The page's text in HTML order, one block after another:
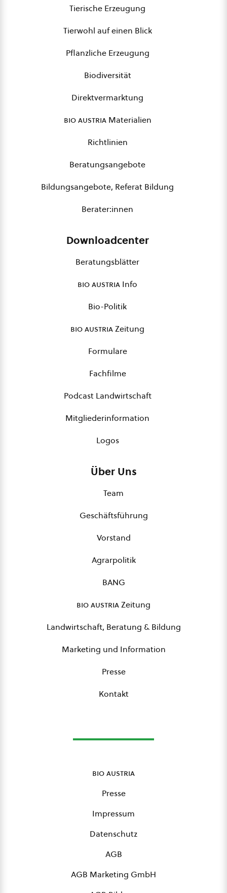
Tierische Erzeugung
Tierwohl auf einen Blick
Pflanzliche Erzeugung
Biodiversität
Direktvermarktung
bio austriaMaterialien
Richtlinien
Beratungsangebote
Bildungsangebote, Referat Bildung
Berater:innen
Downloadcenter
Beratungsblätter
bio austria Info
Bio-Politik
bio austriaZeitung
Formulare
Fachfilme
Podcast Landwirtschaft
Mitgliederinformation
Logos
Über Uns
Team
Geschäftsführung
Vorstand
Agrarpolitik
BANG
bio austriaZeitung
Landwirtschaft, Beratung & Bildung
Marketing und Information
Presse
Kontakt
bio austria
Presse
Impressum
Datenschutz
AGB
AGB Marketing GmbH